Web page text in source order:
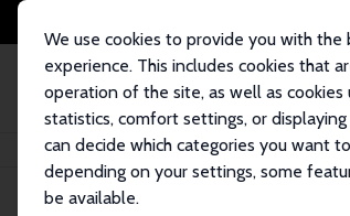
We use cookies to provide you with
experience. This includes cookies that
operation of the site, as well as cookies
statistics, comfort settings, or
can decide which categories you want
depending on your settings, some
be available.
Home Publications IZA Standpunkte